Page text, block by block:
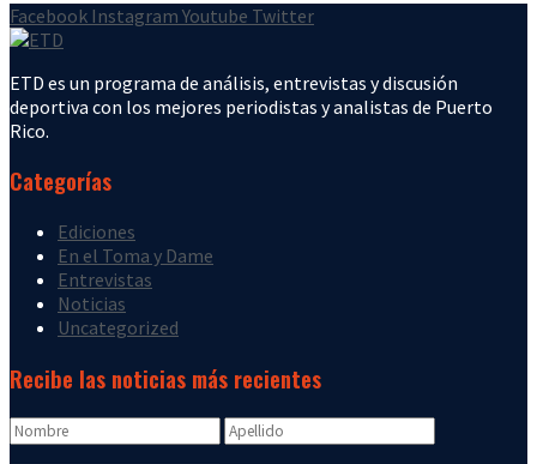
Facebook Instagram Youtube Twitter
ETD es un programa de análisis, entrevistas y discusión
deportiva con los mejores periodistas y analistas de Puerto
Rico.
Categorías
Ediciones
En el Toma y Dame
Entrevistas
Noticias
Uncategorized
Recibe las noticias más recientes